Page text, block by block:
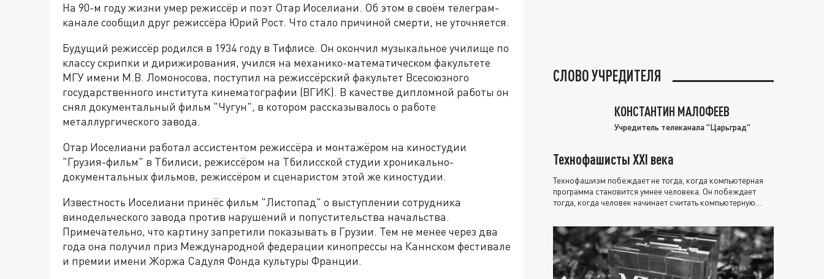
На 90-м году жизни умер режиссёр и поэт Отар Иоселиани. Об этом в своём телеграм-
канале сообщил друг режиссёра Юрий Рост. Что стало причиной смерти, не уточняется.
Будущий режиссёр родился в 1934 году в Тифлисе. Он окончил музыкальное училище по
классу скрипки и дирижирования, учился на механико-математическом факультете
МГУ имени М.В. Ломоносова, поступил на режиссёрский факультет Всесоюзного
государственного института кинематографии (ВГИК). В качестве дипломной работы он
снял документальный фильм "Чугун", в котором рассказывалось о работе
металлургического завода.
Отар Иоселиани работал ассистентом режиссёра и монтажёром на киностудии
"Грузия-фильм" в Тбилиси, режиссёром на Тбилисской студии хроникально-
документальных фильмов, режиссёром и сценаристом этой же киностудии.
Известность Иоселиани принёс фильм "Листопад" о выступлении сотрудника
винодельческого завода против нарушений и попустительства начальства.
Примечательно, что картину запретили показывать в Грузии. Тем не менее через два
года она получил приз Международной федерации кинопрессы на Каннском фестивале
и премии имени Жоржа Садуля Фонда культуры Франции.
СЛОВО УЧРЕДИТЕЛЯ
КОНСТАНТИН МАЛОФЕЕВ
Учредитель телеканала "Царьград"
Технофашисты XXI века
Технофашизм побеждает не тогда, когда компьютерная
программа становится умнее человека. Он побеждает
тогда, когда человек начинает считать компьютерную